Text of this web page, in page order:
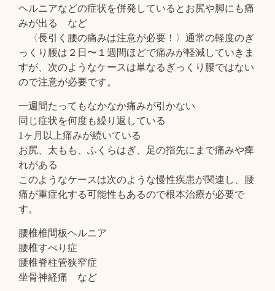
ヘルニアなどの症状を併発しているとお尻や脚にも痛
みが出る など
〈長引く腰の痛みは注意が必要！〉通常の軽度のぎ
っくり腰は２日〜１週間ほどで痛みが軽減していきま
すが、次のようなケースは単なるぎっくり腰ではない
ので注意が必要です。
一週間たってもなかなか痛みが引かない
同じ症状を何度も繰り返している
1ヶ月以上痛みが続いている
お尻、太もも、ふくらはぎ、足の指先にまで痛みや痺
れがある
このようなケースは次のような慢性疾患が関連し、腰
痛が重症化する可能性もあるので根本治療が必要で
す。
腰椎椎間板ヘルニア
腰椎すべり症
腰椎脊柱管狭窄症
坐骨神経痛 など